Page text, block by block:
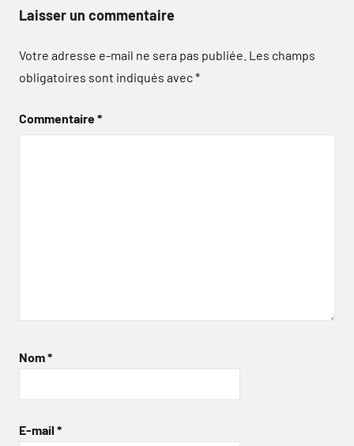
Laisser un commentaire
Votre adresse e-mail ne sera pas publiée. Les champs
obligatoires sont indiqués avec*
Commentaire*
Nom*
E-mail *